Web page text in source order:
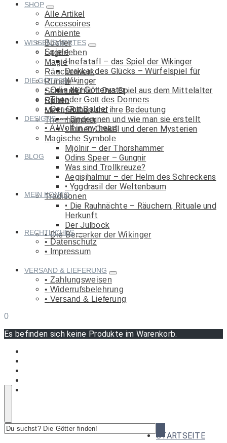
SHOP
Alle Artikel
Accessoires
Ambiente
Bücher
Lagerleben
Magie
Räucherwerk
Runen
Schmuck
Spiele
Met und Co.
Thorshammer
WISSENSWERTES
Spiele
Hnefatafl – das Spiel der Wikinger
Drakkar des Glücks – Würfelspiel für
Wikinger
Mühle – Das Spiel aus dem Mittelalter
Runen
Runen und ihre Bedeutung
Binderunen und wie man sie erstellt
Runen-Orakel und deren Mysterien
Magische Symbole
Mjölnir – der Thorshammer
Odins Speer – Gungnir
Was sind Trollkreuze?
Aegisjhalmur – der Helm des Schreckens
Yggdrasil der Weltenbaum
Traditionen
Die Rauhnächte – Räuchern, Rituale und
Herkunft
Der Julbock
Die Berserker der Wikinger
DIE GÖTTER
Odin der Göttervater
Thor der Gott des Donners
Der Gott Balder
DESIGNS
A Wolf in my heart
BLOG
MEIN KONTO
RECHTLICHES
Datenschutz
Impressum
VERSAND & LIEFERUNG
Zahlungsweisen
Widerrufsbelehrung
Versand & Lieferung
0
Es befinden sich keine Produkte im Warenkorb.
suchst?
STARTSEITE